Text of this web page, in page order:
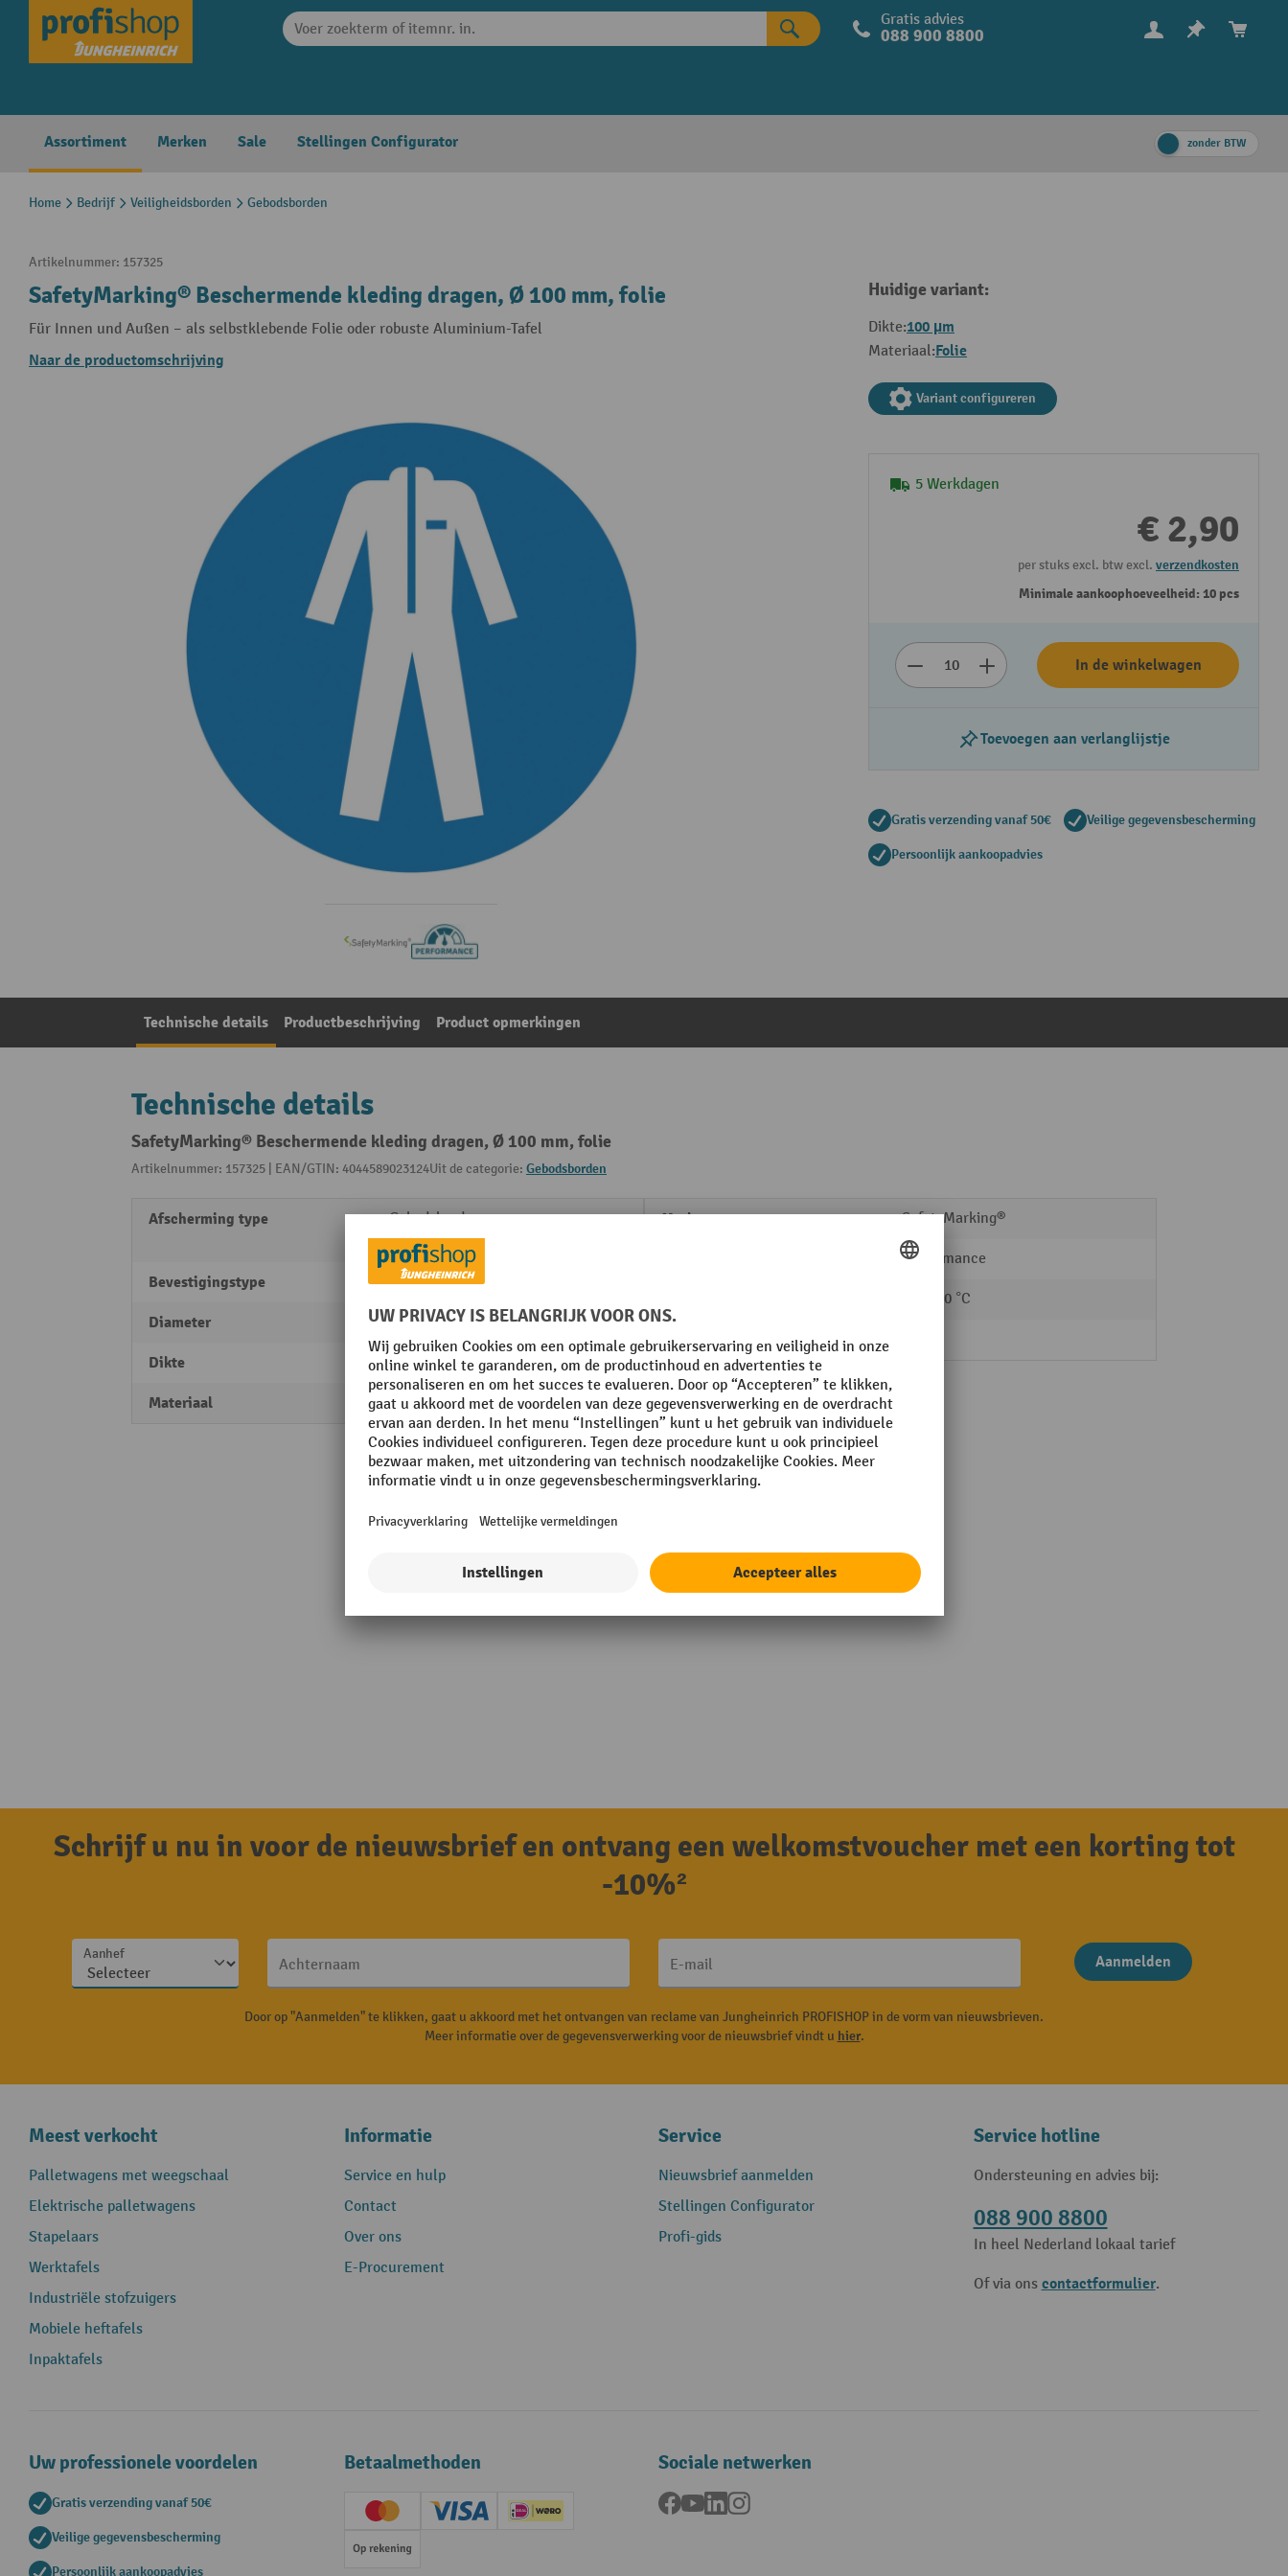
Skip to main navigation Gratis advies
088 900 8800
Assortiment Merken Sale Stellingen Configurator zonder BTW
Home Bedrijf Veiligheidsborden Gebodsborden
Artikelnummer: 157325
SafetyMarking® Beschermende kleding dragen, Ø 100 mm, folie
Für Innen und Außen – als selbstklebende Folie oder robuste Aluminium-Tafel
Naar de productomschrijving
Huidige variant:
Dikte:100 µm
Materiaal:Folie
Variant configureren
5 Werkdagen
€ 2,90
per stuks excl. btw excl. verzendkosten
Minimale aankoophoeveelheid: 10 pcs
In de winkelwagen
Toevoegen aan verlanglijstje
Gratis verzending vanaf 50€ Veilige gegevensbescherming
Persoonlijk aankoopadvies
Technische details Productbeschrijving Product opmerkingen
Technische details
SafetyMarking® Beschermende kleding dragen, Ø 100 mm, folie
Artikelnummer: 157325 | EAN/GTIN: 4044589023124Uit de categorie: Gebodsborden
Afscherming type
Gebodsborden
Veiligheidssignaleringen
Bevestigingstype zelfklevend
Diameter 100 mm
Dikte 100 µm
Materiaal Folie
Merk SafetyMarking®
Performance
-30 - 70 °C
Weerbestendig
Schrijf u nu in voor de nieuwsbrief en ontvang een welkomstvoucher met een korting tot
-10%²
Aanhef
Achternaam E-mail Aanmelden
Door op "Aanmelden" te klikken, gaat u akkoord met het ontvangen van reclame van Jungheinrich PROFISHOP in de vorm van nieuwsbrieven.
Meer informatie over de gegevensverwerking voor de nieuwsbrief vindt u hier.
Meest verkocht
Palletwagens met weegschaal
Elektrische palletwagens
Stapelaars
Werktafels
Industriële stofzuigers
Mobiele heftafels
Inpaktafels
Informatie
Service en hulp
Contact
Over ons
E-Procurement
Service
Nieuwsbrief aanmelden
Stellingen Configurator
Profi-gids
Service hotline
Ondersteuning en advies bij:
088 900 8800
In heel Nederland lokaal tarief
Of via ons contactformulier.
Uw professionele voordelen
Gratis verzending vanaf 50€
Veilige gegevensbescherming
Persoonlijk aankoopadvies
Betaalmethoden
Creditcard (Master)Creditcard (Visa)iDEAL | Wero
Op rekening
Sociale netwerken
Facebook
YouTubeLinkedInInstagram